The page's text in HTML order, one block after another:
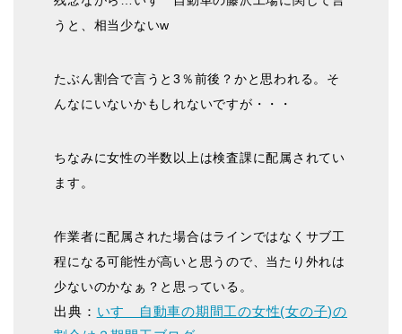
うと、相当少ないw
たぶん割合で言うと3％前後？かと思われる。そ
んなにいないかもしれないですが・・・
ちなみに女性の半数以上は検査課に配属されてい
ます。
作業者に配属された場合はラインではなくサブ工
程になる可能性が高いと思うので、当たり外れは
少ないのかなぁ？と思っている。
出典： いすゞ自動車の期間工の女性(女の子)の